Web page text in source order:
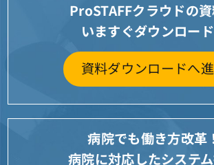
ProSTAFFクラウドの
いますぐダウンロード
資料ダウンロードへ
病院でも働き方改革
病院に対応したシステ